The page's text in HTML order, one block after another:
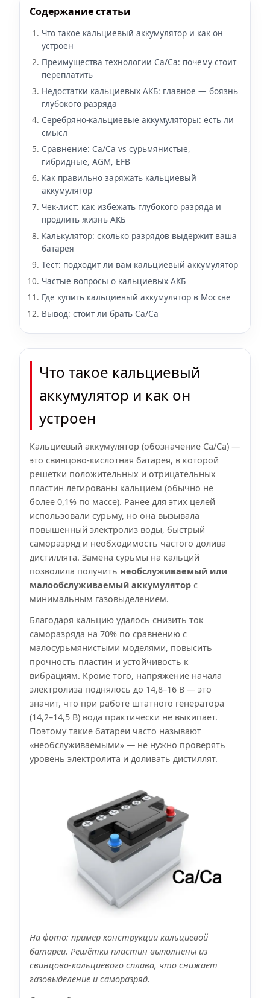
Содержание статьи
Что такое кальциевый аккумулятор и как он
устроен
Преимущества технологии Ca/Ca: почему стоит
переплатить
Недостатки кальциевых АКБ: главное — боязнь
глубокого разряда
Серебряно-кальциевые аккумуляторы: есть ли
смысл
Сравнение: Ca/Ca vs сурьмянистые,
гибридные, AGM, EFB
Как правильно заряжать кальциевый
аккумулятор
Чек-лист: как избежать глубокого разряда и
продлить жизнь АКБ
Калькулятор: сколько разрядов выдержит ваша
батарея
Тест: подходит ли вам кальциевый аккумулятор
Частые вопросы о кальциевых АКБ
Где купить кальциевый аккумулятор в Москве
Вывод: стоит ли брать Ca/Ca
Что такое кальциевый
аккумулятор и как он
устроен
Кальциевый аккумулятор (обозначение Ca/Ca) —
это свинцово-кислотная батарея, в которой
решётки положительных и отрицательных
пластин легированы кальцием (обычно не
более 0,1% по массе). Ранее для этих целей
использовали сурьму, но она вызывала
повышенный электролиз воды, быстрый
саморазряд и необходимость частого долива
дистиллята. Замена сурьмы на кальций
позволила получить необслуживаемый или
малообслуживаемый аккумулятор с
минимальным газовыделением.
Благодаря кальцию удалось снизить ток
саморазряда на 70% по сравнению с
малосурьмянистыми моделями, повысить
прочность пластин и устойчивость к
вибрациям. Кроме того, напряжение начала
электролиза поднялось до 14,8–16 В — это
значит, что при работе штатного генератора
(14,2–14,5 В) вода практически не выкипает.
Поэтому такие батареи часто называют
«необслуживаемыми» — не нужно проверять
уровень электролита и доливать дистиллят.
На фото: пример конструкции кальциевой
батареи. Решётки пластин выполнены из
свинцово-кальциевого сплава, что снижает
газовыделение и саморазряд.